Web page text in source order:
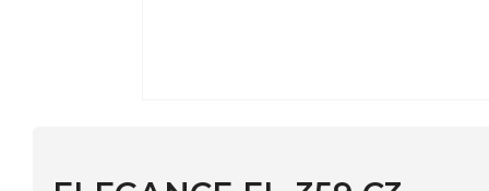
3–5 дней | Промокод — скидка 10%